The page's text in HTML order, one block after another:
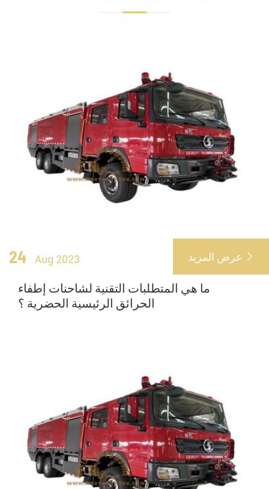
24 Aug 2023 عرض المزيد 
ما هي المتطلبات التقنية لشاحنات إطفاء
الحرائق الرئيسية الحضرية ؟